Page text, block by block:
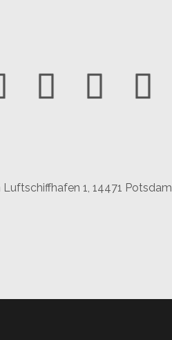
Youtube Facebook Twitter
1, 14471 Potsdam